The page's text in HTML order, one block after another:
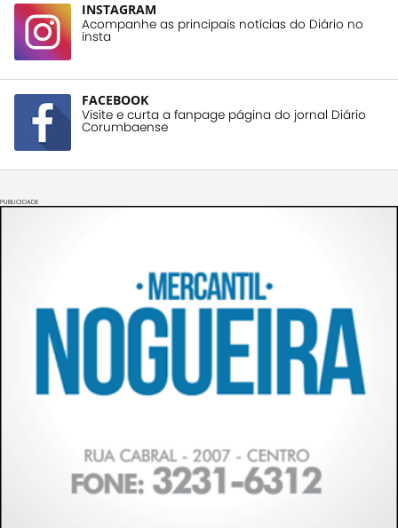
INSTAGRAM
Acompanhe as principais notícias do Diário no
insta
FACEBOOK
Visite e curta a fanpage página do jornal Diário
Corumbaense
PUBLICIDADE